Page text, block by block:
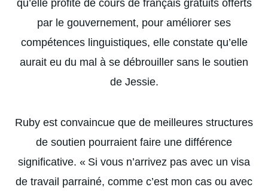
qu’elle profite de cours de français gratuits offerts
par le gouvernement, pour améliorer ses
compétences linguistiques, elle constate qu’elle
aurait eu du mal à se débrouiller sans le soutien
de Jessie.
Ruby est convaincue que de meilleures structures
de soutien pourraient faire une différence
significative. « Si vous n’arrivez pas avec un visa
de travail parrainé, comme c’est mon cas ou avec